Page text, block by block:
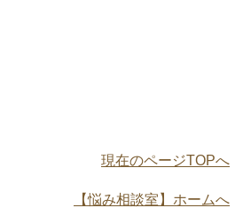
現在のページTOPへ
【悩み相談室】ホームへ